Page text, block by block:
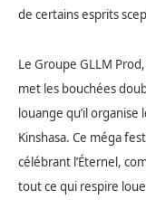
de certains esprits
Le Groupe GLLM
met les bouchées
louange qu’il organise
Kinshasa. Ce méga
célébrant l’Éternel,
tout ce qui respire